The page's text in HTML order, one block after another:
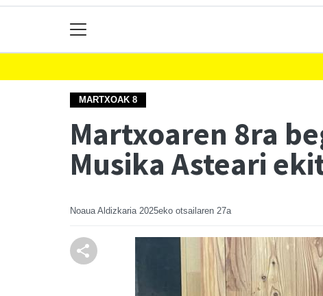
MARTXOAK 8
Martxoaren 8ra
Musika Asteari
Noaua Aldizkaria 2025eko otsailaren 27a